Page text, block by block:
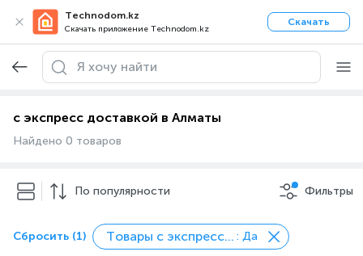
Technodom.kz
Скачать приложение Technodom.kz
Скачать
с экспресс доставкой в Алматы
Найдено 0 товаров
По популярности Фильтры
Сбросить (1) Товары с экспресс доставкой : Да